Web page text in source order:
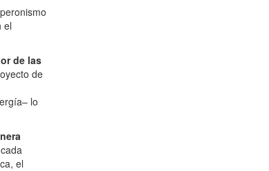
el
de las
de
lo
el